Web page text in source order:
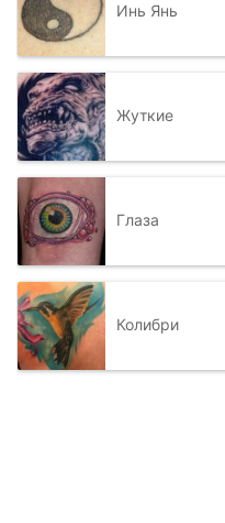
Инь Янь
Жуткие
Глаза
Колибри